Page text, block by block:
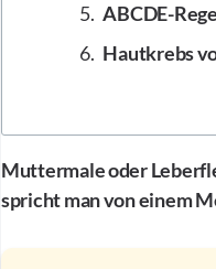
ABCDE-
Hautkrebs
Muttermale oder
spricht man von einem